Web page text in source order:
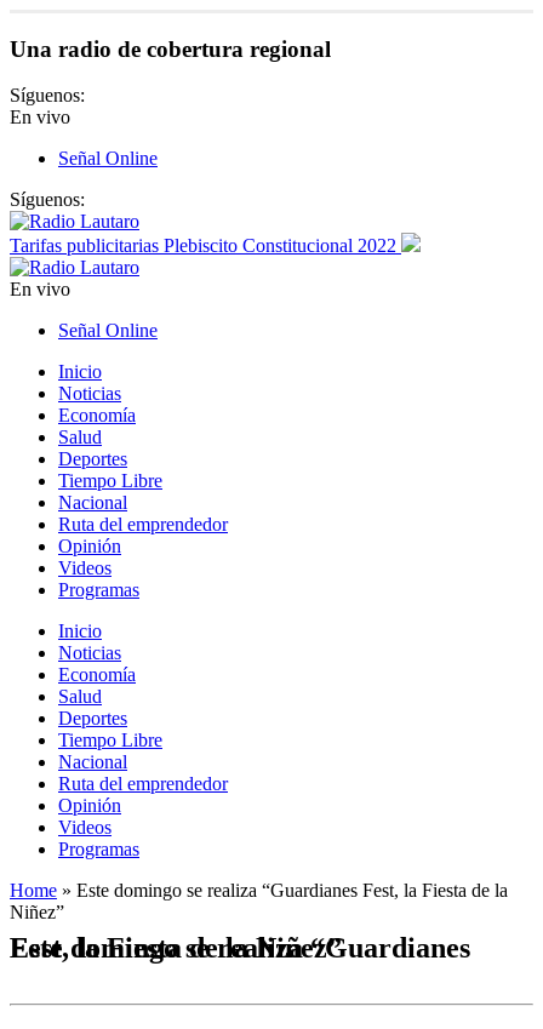
Una radio de cobertura regional
Síguenos:
En vivo
Señal Online
Síguenos:
Tarifas publicitarias Plebiscito Constitucional 2022
En vivo
Señal Online
Inicio
Noticias
Economía
Salud
Deportes
Tiempo Libre
Nacional
Ruta del emprendedor
Opinión
Videos
Programas
Inicio
Noticias
Economía
Salud
Deportes
Tiempo Libre
Nacional
Ruta del emprendedor
Opinión
Videos
Programas
Home » Este domingo se realiza “Guardianes Fest, la Fiesta de la
Niñez”
Este domingo se realiza “Guardianes Fest, la Fiesta de la Niñez”